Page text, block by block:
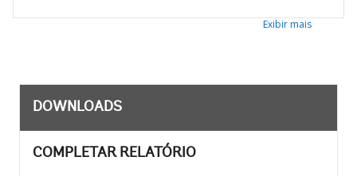
Exibir mais
DOWNLOADS
COMPLETAR RELATÓRIO